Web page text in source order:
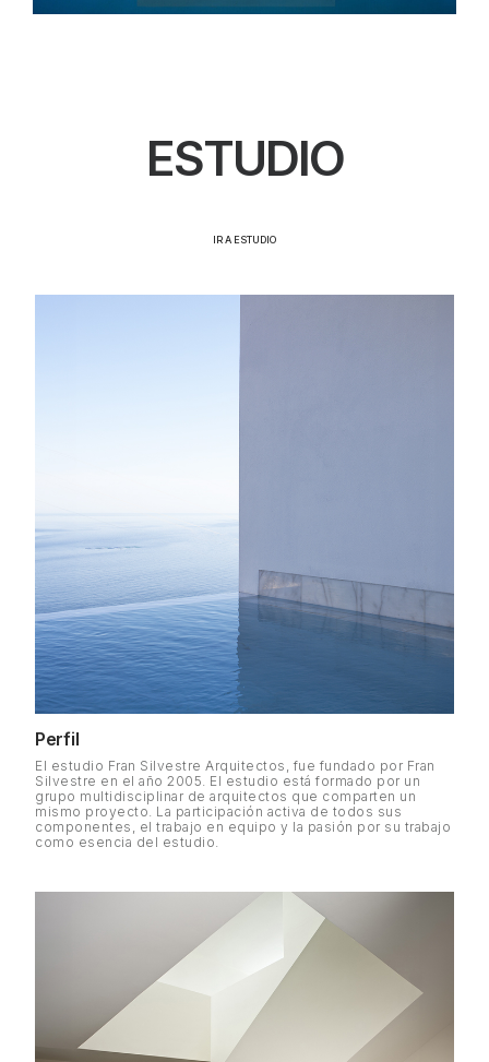
ESTUDIO
IR A ESTUDIO
Perfil
El estudio Fran Silvestre Arquitectos, fue fundado por Fran
Silvestre en el año 2005. El estudio está formado por un
grupo multidisciplinar de arquitectos que comparten un
mismo proyecto. La participación activa de todos sus
componentes, el trabajo en equipo y la pasión por su trabajo
como esencia del estudio.